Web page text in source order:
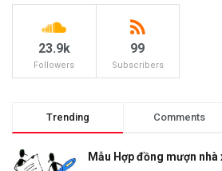
23.9k
Followers
99
Subscribers
Trending Comments
Mẫu Hợp đồng mượn nhà